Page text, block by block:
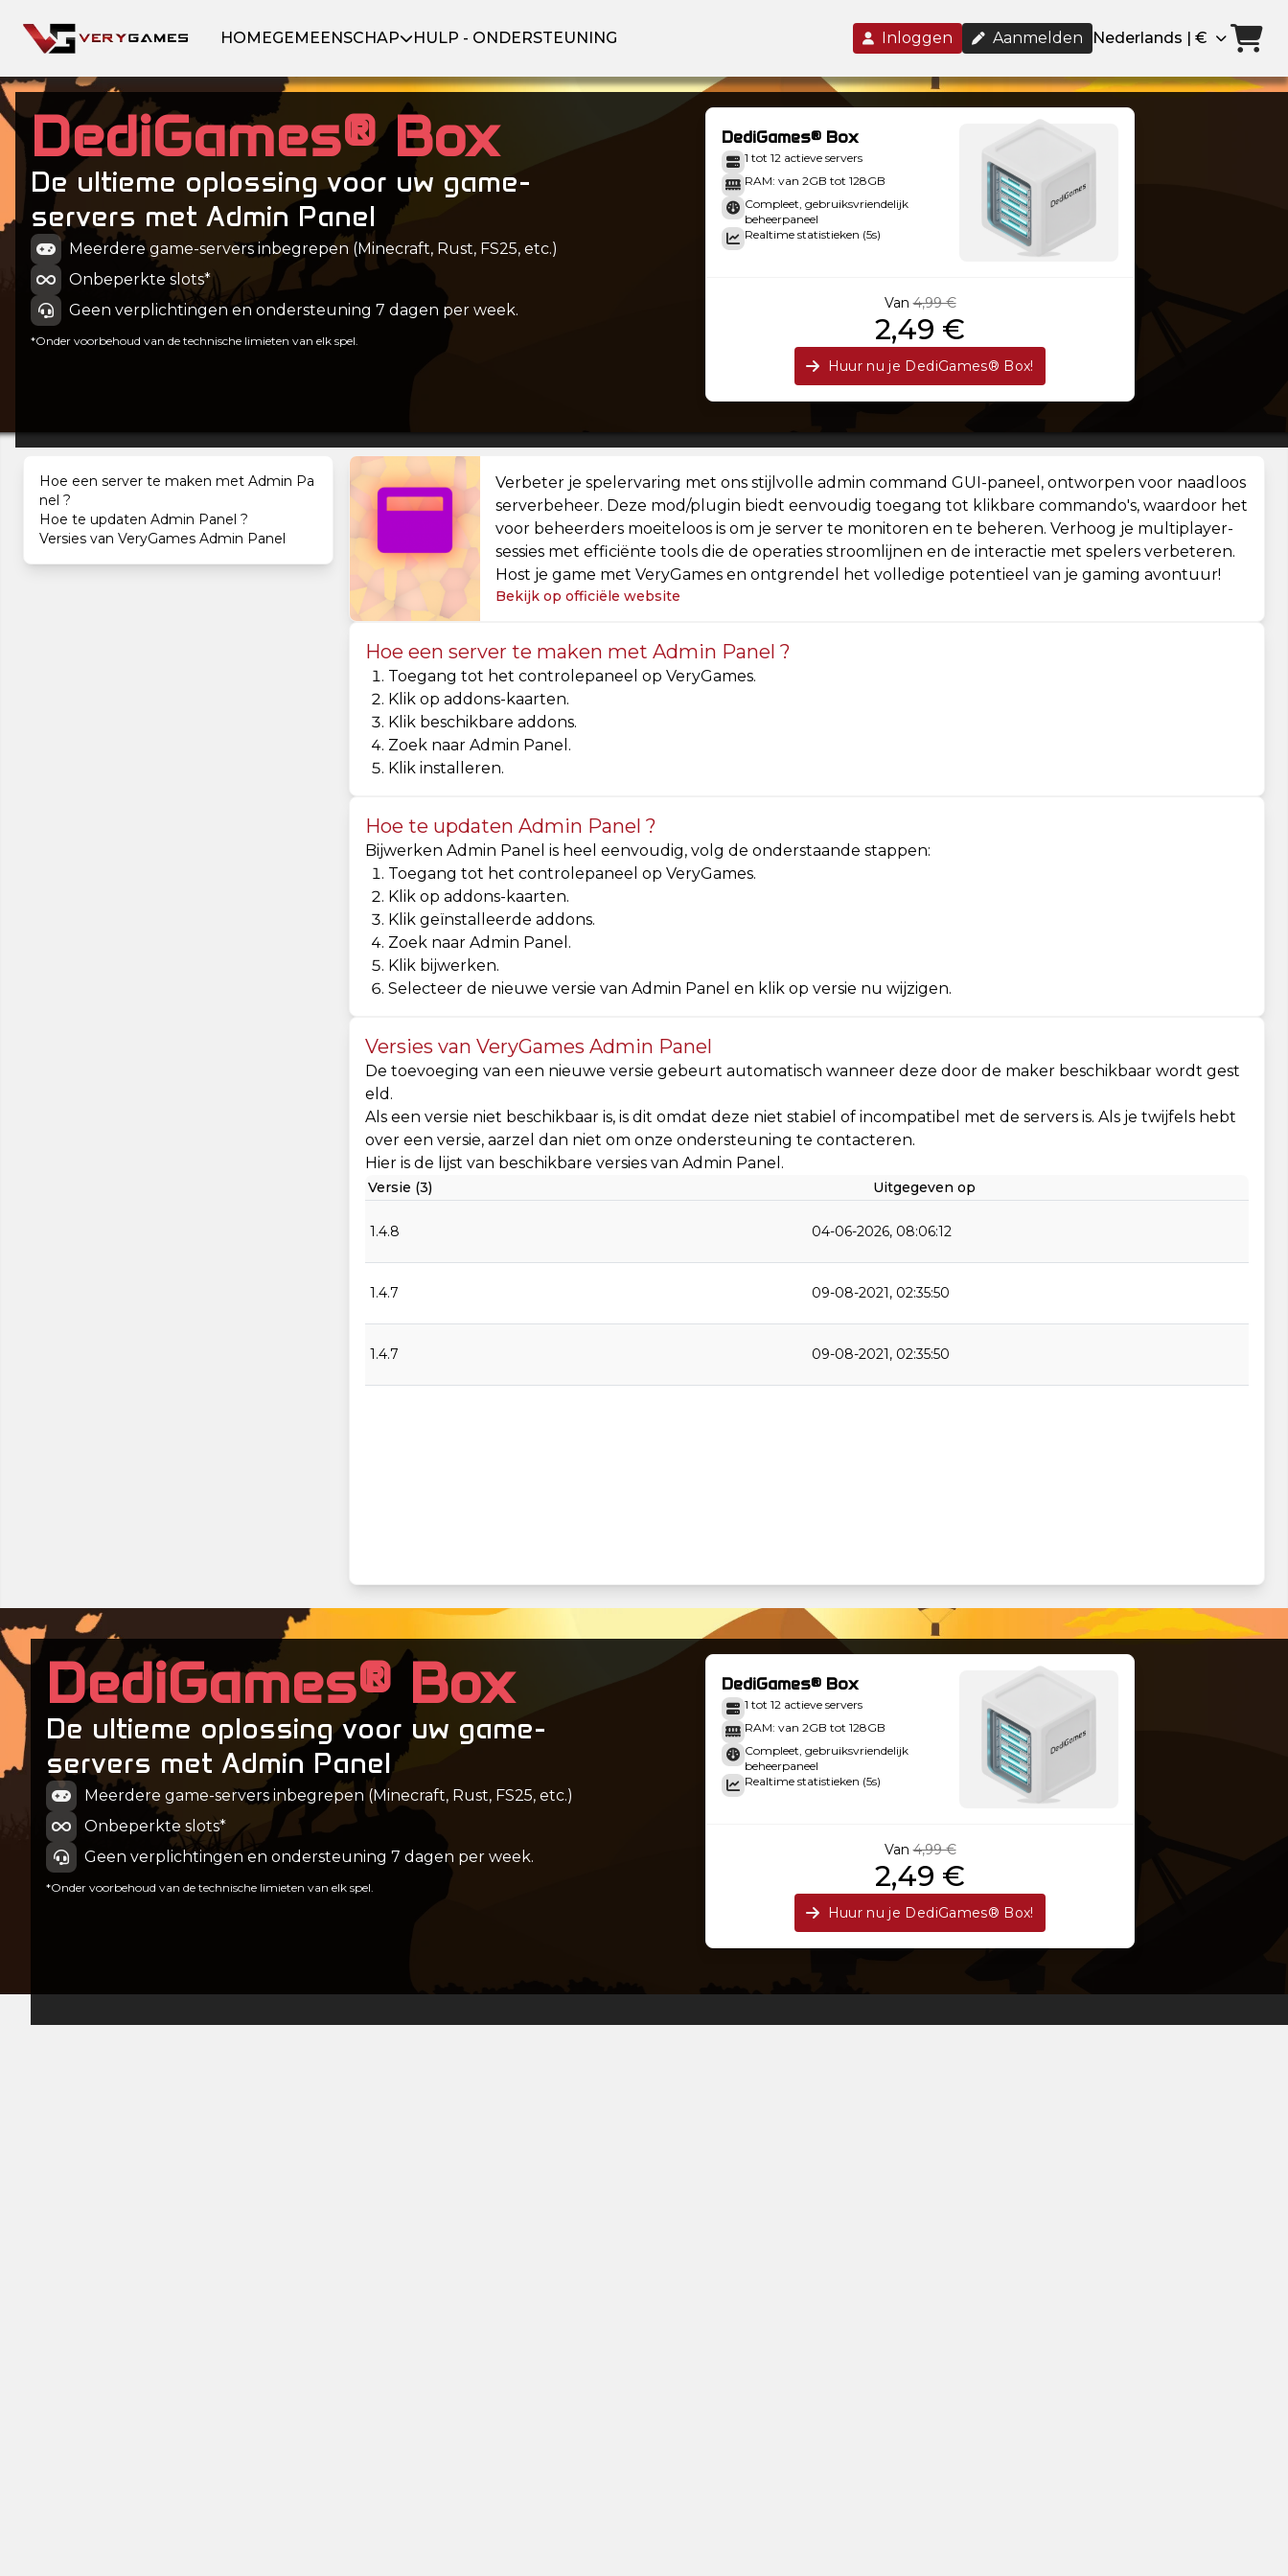
HOMEGEMEENSCHAP HULP - ONDERSTEUNING Inloggen Aanmelden Nederlands | €
DediGames® Box
De ultieme oplossing voor uw game-
servers met Admin Panel
Meerdere game-servers inbegrepen (Minecraft, Rust, FS25, etc.)
Onbeperkte slots*
Geen verplichtingen en ondersteuning 7 dagen per week.
*Onder voorbehoud van de technische limieten van elk spel.
DediGames® Box
1 tot 12 actieve servers
RAM: van 2GB tot 128GB
Compleet, gebruiksvriendelijk
beheerpaneel
Realtime statistieken (5s)
Van 4,99 €
2,49 €
Huur nu je DediGames® Box!
Hoe een server te maken met Admin Pa
nel ?
Hoe te updaten Admin Panel ?
Versies van VeryGames Admin Panel
Verbeter je spelervaring met ons stijlvolle admin command GUI-paneel, ontworpen voor naadloos
serverbeheer. Deze mod/plugin biedt eenvoudig toegang tot klikbare commando's, waardoor het
voor beheerders moeiteloos is om je server te monitoren en te beheren. Verhoog je multiplayer-
sessies met efficiënte tools die de operaties stroomlijnen en de interactie met spelers verbeteren.
Host je game met VeryGames en ontgrendel het volledige potentieel van je gaming avontuur!
Bekijk op officiële website
Hoe een server te maken met Admin Panel ?
Toegang tot het controlepaneel op VeryGames.
Klik op addons-kaarten.
Klik beschikbare addons.
Zoek naar Admin Panel.
Klik installeren.
Hoe te updaten Admin Panel ?
Bijwerken Admin Panel is heel eenvoudig, volg de onderstaande stappen:
Toegang tot het controlepaneel op VeryGames.
Klik op addons-kaarten.
Klik geïnstalleerde addons.
Zoek naar Admin Panel.
Klik bijwerken.
Selecteer de nieuwe versie van Admin Panel en klik op versie nu wijzigen.
Versies van VeryGames Admin Panel
De toevoeging van een nieuwe versie gebeurt automatisch wanneer deze door de maker beschikbaar wordt gest
eld.
Als een versie niet beschikbaar is, is dit omdat deze niet stabiel of incompatibel met de servers is. Als je twijfels hebt
over een versie, aarzel dan niet om onze ondersteuning te contacteren.
Hier is de lijst van beschikbare versies van Admin Panel.
Versie (3) Uitgegeven op
1.4.8 04-06-2026, 08:06:12
1.4.7 09-08-2021, 02:35:50
1.4.7 09-08-2021, 02:35:50
DediGames® Box
De ultieme oplossing voor uw game-
servers met Admin Panel
Meerdere game-servers inbegrepen (Minecraft, Rust, FS25, etc.)
Onbeperkte slots*
Geen verplichtingen en ondersteuning 7 dagen per week.
*Onder voorbehoud van de technische limieten van elk spel.
DediGames® Box
1 tot 12 actieve servers
RAM: van 2GB tot 128GB
Compleet, gebruiksvriendelijk
beheerpaneel
Realtime statistieken (5s)
Van 4,99 €
2,49 €
Huur nu je DediGames® Box!